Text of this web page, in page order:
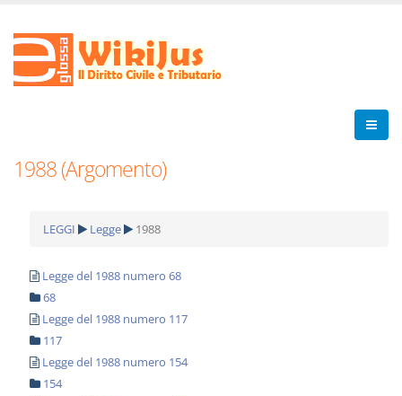
1988 (Argomento)
LEGGI Legge 1988
Legge del 1988 numero 68
68
Legge del 1988 numero 117
117
Legge del 1988 numero 154
154